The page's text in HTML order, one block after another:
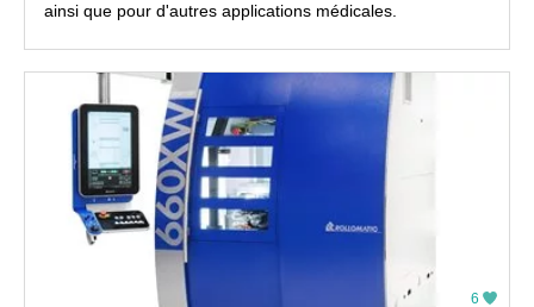
ainsi que pour d'autres applications médicales.
6